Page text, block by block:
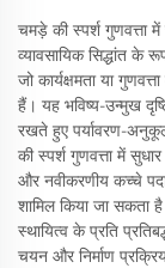
चमड़े की स्पर्श गुणवत्ता
व्यावसायिक सिद्धांत के
जो कार्यक्षमता या
हैं। यह भविष्य-उन्मुख
रखते हुए पर्यावरण-
की स्पर्श गुणवत्ता में
और नवीकरणीय कच्चे
शामिल किया जा सकता
स्थायित्व के प्रति
चयन और निर्माण